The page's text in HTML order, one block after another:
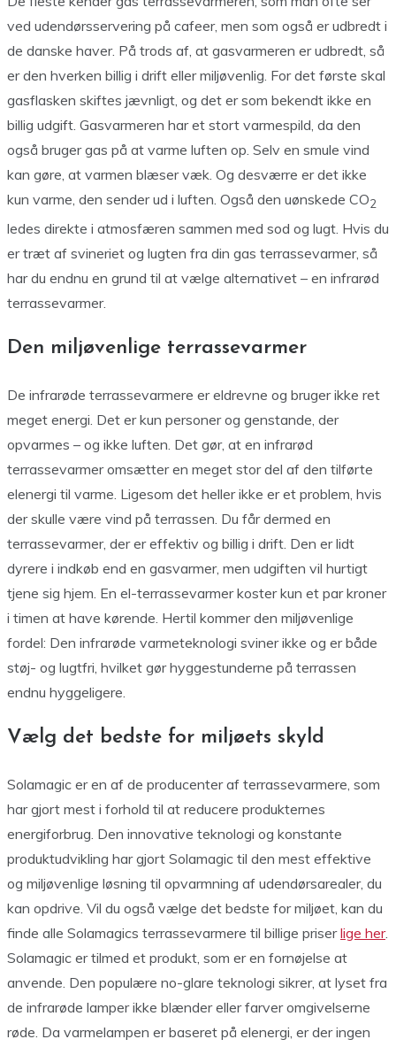
ved udendørsservering på cafeer, men som også er udbredt i
de danske haver. På trods af, at gasvarmeren er udbredt, så
er den hverken billig i drift eller miljøvenlig. For det første skal
gasflasken skiftes jævnligt, og det er som bekendt ikke en
billig udgift. Gasvarmeren har et stort varmespild, da den
også bruger gas på at varme luften op. Selv en smule vind
kan gøre, at varmen blæser væk. Og desværre er det ikke
kun varme, den sender ud i luften. Også den uønskede CO2
ledes direkte i atmosfæren sammen med sod og lugt. Hvis du
er træt af svineriet og lugten fra din gas terrassevarmer, så
har du endnu en grund til at vælge alternativet – en infrarød
terrassevarmer.
Den miljøvenlige terrassevarmer
De infrarøde terrassevarmere er eldrevne og bruger ikke ret
meget energi. Det er kun personer og genstande, der
opvarmes – og ikke luften. Det gør, at en infrarød
terrassevarmer omsætter en meget stor del af den tilførte
elenergi til varme. Ligesom det heller ikke er et problem, hvis
der skulle være vind på terrassen. Du får dermed en
terrassevarmer, der er effektiv og billig i drift. Den er lidt
dyrere i indkøb end en gasvarmer, men udgiften vil hurtigt
tjene sig hjem. En el-terrassevarmer koster kun et par kroner
i timen at have kørende. Hertil kommer den miljøvenlige
fordel: Den infrarøde varmeteknologi sviner ikke og er både
støj- og lugtfri, hvilket gør hyggestunderne på terrassen
endnu hyggeligere.
Vælg det bedste for miljøets skyld
Solamagic er en af de producenter af terrassevarmere, som
har gjort mest i forhold til at reducere produkternes
energiforbrug. Den innovative teknologi og konstante
produktudvikling har gjort Solamagic til den mest effektive
og miljøvenlige løsning til opvarmning af udendørsarealer, du
kan opdrive. Vil du også vælge det bedste for miljøet, kan du
finde alle Solamagics terrassevarmere til billige priserlige her.
Solamagic er tilmed et produkt, som er en fornøjelse at
anvende. Den populære no-glare teknologi sikrer, at lyset fra
de infrarøde lamper ikke blænder eller farver omgivelserne
røde. Da varmelampen er baseret på elenergi, er der ingen